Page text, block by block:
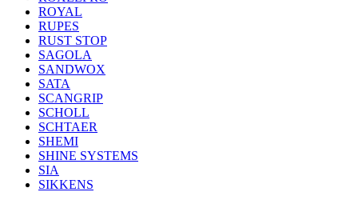
ROYAL
RUPES
RUST STOP
SAGOLA
SANDWOX
SATA
SCANGRIP
SCHOLL
SCHTAER
SHEMI
SHINE SYSTEMS
SIA
SIKKENS